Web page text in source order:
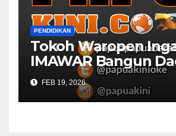
PENDIDIKAN
Tokoh Waropen
IMAWAR Bangun
FEB 19, 2026